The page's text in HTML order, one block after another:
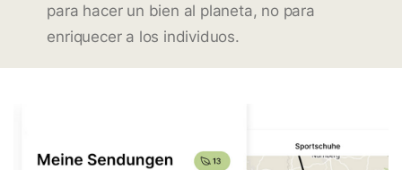
para hacer un bien al planeta, no para
enriquecer a los individuos.